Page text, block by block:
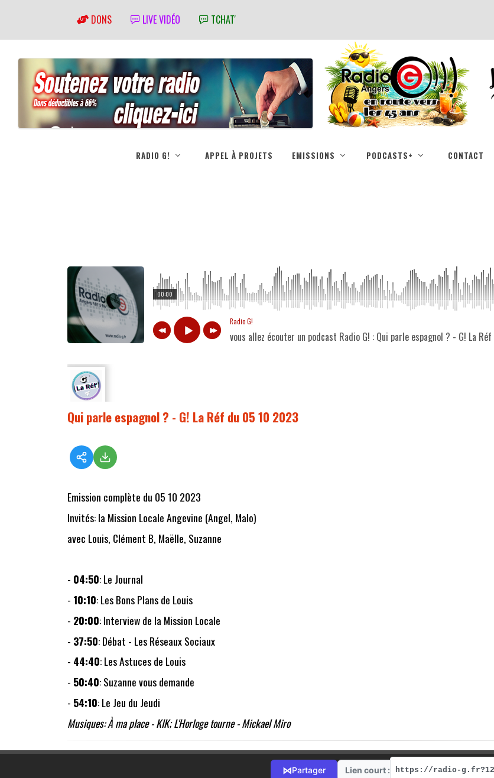
DONS LIVE VIDÉO TCHAT'
RADIO G! APPEL À PROJETS EMISSIONS PODCASTS+ CONTACT
00:00
Radio G!
vous allez écouter un podcast Radio G! : Qui parle espagnol ? - G! La
Qui parle espagnol ? - G! La Réf du 05 10 2023
Emission complète du 05 10 2023
Invités: la Mission Locale Angevine (Angel, Malo)
avec Louis, Clément B, Maëlle, Suzanne
- 04:50: Le Journal
- 10:10: Les Bons Plans de Louis
- 20:00: Interview de la Mission Locale
- 37:50: Débat - Les Réseaux Sociaux
- 44:40: Les Astuces de Louis
- 50:40: Suzanne vous demande
- 54:10: Le Jeu du Jeudi
Musiques: À ma place - KIK; L'Horloge tourne - Mickael Miro
⋈Partager Lien court :